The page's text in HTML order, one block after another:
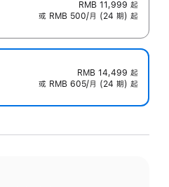
RMB 11,999 起
或 RMB 500/月 (24 期) 起
RMB 14,499 起
或 RMB 605/月 (24 期) 起